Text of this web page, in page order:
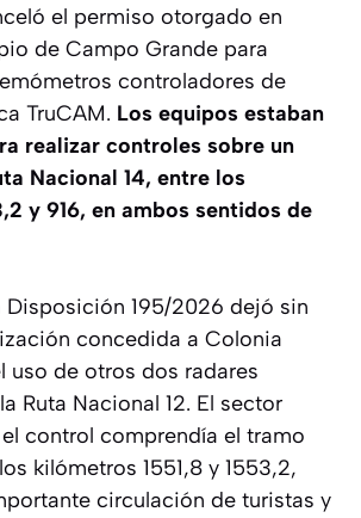
el permiso otorgado en
de Campo Grande para
controladores de
TruCAM. Los equipos estaban
realizar controles sobre un
Nacional 14, entre los
y 916, en ambos sentidos de
Disposición 195/2026 dejó sin
concedida a Colonia
uso de otros dos radares
Ruta Nacional 12. El sector
control comprendía el tramo
kilómetros 1551,8 y 1553,2,
circulación de turistas y